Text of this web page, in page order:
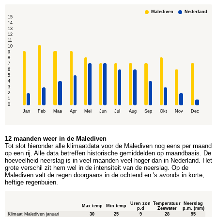
15
14
13
12
11
10
9
8
7
6
5
4
3
2
1
0
Jan
Feb Maa Apr Mei Jun Jul Aug Sep Okt Nov Dec
Malediven Nederland
12 maanden weer in de Malediven
Tot slot hieronder alle klimaatdata voor de Malediven nog eens per maand
op een rij. Alle data betreffen historische gemiddelden op maandbasis. De
hoeveelheid neerslag is in veel maanden veel hoger dan in Nederland. Het
grote verschil zit hem wel in de intensiteit van de neerslag. Op de
Malediven valt de regen doorgaans in de ochtend en 's avonds in korte,
heftige regenbuien.
Max temp Min temp
Uren zon
p.d
Temperatuur
Zeewater
Neerslag
p.m. (mm)
Klimaat Malediven januari
30 25 9 28
95